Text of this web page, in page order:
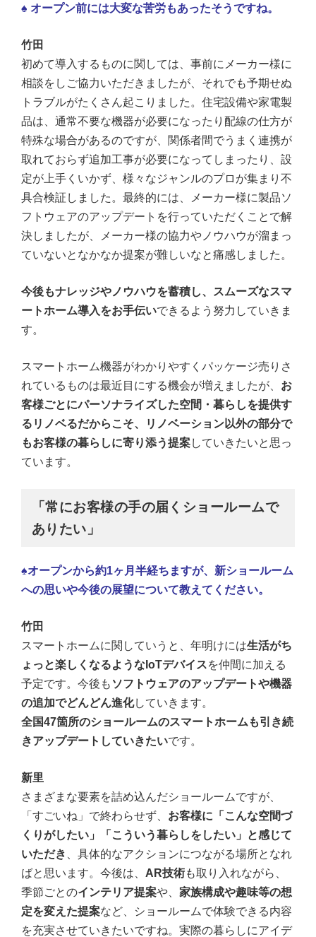
♠ オープン前には大変な苦労もあったそうですね。
竹田
初めて導入するものに関しては、事前にメーカー様に
相談をしご協力いただきましたが、それでも予期せぬ
トラブルがたくさん起こりました。住宅設備や家電製
品は、通常不要な機器が必要になったり配線の仕方が
特殊な場合があるのですが、関係者間でうまく連携が
取れておらず追加工事が必要になってしまったり、設
定が上手くいかず、様々なジャンルのプロが集まり不
具合検証しました。最終的には、メーカー様に製品ソ
フトウェアのアップデートを行っていただくことで解
決しましたが、メーカー様の協力やノウハウが溜まっ
ていないとなかなか提案が難しいなと痛感しました。
今後もナレッジやノウハウを蓄積し、スムーズなスマ
ートホーム導入をお手伝いできるよう努力していきま
す。
スマートホーム機器がわかりやすくパッケージ売りさ
れているものは最近目にする機会が増えましたが、 お
客様ごとにパーソナライズした空間・暮らしを提供す
るリノベるだからこそ、リノベーション以外の部分で
もお客様の暮らしに寄り添う提案していきたいと思っ
ています。
「常にお客様の手の届くショールームで
ありたい」
♠オープンから約1ヶ月半経ちますが、新ショールーム
への思いや今後の展望について教えてください。
竹田
スマートホームに関していうと、年明けには生活がち
ょっと楽しくなるようなIoTデバイスを仲間に加える
予定です。今後も ソフトウェアのアップデートや機器
の追加でどんどん進化していきます。
全国47箇所のショールームのスマートホームも引き続
きアップデートしていきたいです。
新里
さまざまな要素を詰め込んだショールームですが、
「すごいね」で終わらせず、 お客様に「こんな空間づ
くりがしたい」「こういう暮らしをしたい」と感じて
いただき
、具体的なアクションにつながる場所となれ
ばと思います。今後は、 AR技術も取り入れながら、
季節ごとのインテリア提案や、 家族構成や趣味等の想
定を変えた提案など、ショールームで体験できる内容
を充実させていきたいですね。実際の暮らしにアイデ